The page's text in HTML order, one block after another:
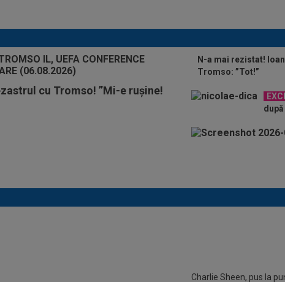
cu Tromso! ”Mi-e rușine!
N-a mai rezistat!
Tromso: ”Tot!”
Charlie Sheen, pus la